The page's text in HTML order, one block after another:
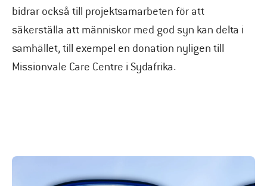
bidrar också till projektsamarbeten för att
säkerställa att människor med god syn kan delta i
samhället, till exempel en donation nyligen till
Missionvale Care Centre i Sydafrika.